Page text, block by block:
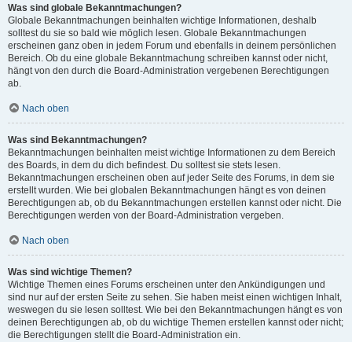
Was sind globale Bekanntmachungen?
Globale Bekanntmachungen beinhalten wichtige Informationen, deshalb
solltest du sie so bald wie möglich lesen. Globale Bekanntmachungen
erscheinen ganz oben in jedem Forum und ebenfalls in deinem persönlichen
Bereich. Ob du eine globale Bekanntmachung schreiben kannst oder nicht,
hängt von den durch die Board-Administration vergebenen Berechtigungen
ab.
Nach oben
Was sind Bekanntmachungen?
Bekanntmachungen beinhalten meist wichtige Informationen zu dem Bereich
des Boards, in dem du dich befindest. Du solltest sie stets lesen.
Bekanntmachungen erscheinen oben auf jeder Seite des Forums, in dem sie
erstellt wurden. Wie bei globalen Bekanntmachungen hängt es von deinen
Berechtigungen ab, ob du Bekanntmachungen erstellen kannst oder nicht. Die
Berechtigungen werden von der Board-Administration vergeben.
Nach oben
Was sind wichtige Themen?
Wichtige Themen eines Forums erscheinen unter den Ankündigungen und
sind nur auf der ersten Seite zu sehen. Sie haben meist einen wichtigen Inhalt,
weswegen du sie lesen solltest. Wie bei den Bekanntmachungen hängt es von
deinen Berechtigungen ab, ob du wichtige Themen erstellen kannst oder nicht;
die Berechtigungen stellt die Board-Administration ein.